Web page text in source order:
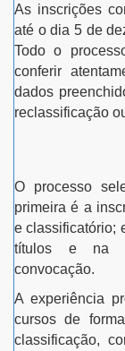
As inscrições
até o dia 5 de
Todo o
conferir
dados
reclassificação
O processo
primeira é a
e classificatório;
títulos e na
convocação.
A experiência
cursos de
classificação,